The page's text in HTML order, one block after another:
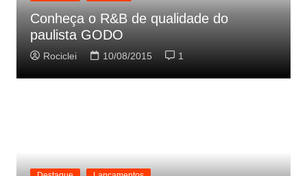
Conheça o R&B de qualidade do
paulista GODO
Rociclei 10/08/2015 1